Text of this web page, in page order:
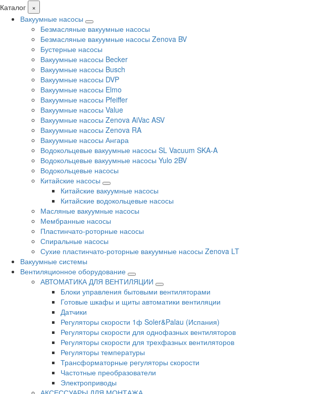
Каталог
×
Вакуумные насосы
Безмасляные вакуумные насосы
Безмасляные вакуумные насосы Zenova BV
Бустерные насосы
Вакуумные насосы Becker
Вакуумные насосы Busch
Вакуумные насосы DVP
Вакуумные насосы Elmo
Вакуумные насосы Pfeiffer
Вакуумные насосы Value
Вакуумные насосы Zenova AiVac ASV
Вакуумные насосы Zenova RA
Вакуумные насосы Ангара
Водокольцевые вакуумные насосы SL Vacuum SKA-A
Водокольцевые вакуумные насосы Yulo 2BV
Водокольцевые насосы
Китайские насосы
Китайские вакуумные насосы
Китайские водокольцевые насосы
Масляные вакуумные насосы
Мембранные насосы
Пластинчато-роторные насосы
Спиральные насосы
Сухие пластинчато-роторные вакуумные насосы Zenova LT
Вакуумные системы
Вентиляционное оборудование
АВТОМАТИКА ДЛЯ ВЕНТИЛЯЦИИ
Блоки управления бытовыми вентиляторами
Готовые шкафы и щиты автоматики вентиляции
Датчики
Регуляторы скорости 1ф Soler&Palau (Испания)
Регуляторы скорости для однофазных вентиляторов
Регуляторы скорости для трехфазных вентиляторов
Регуляторы температуры
Трансформаторные регуляторы скорости
Частотные преобразователи
Электроприводы